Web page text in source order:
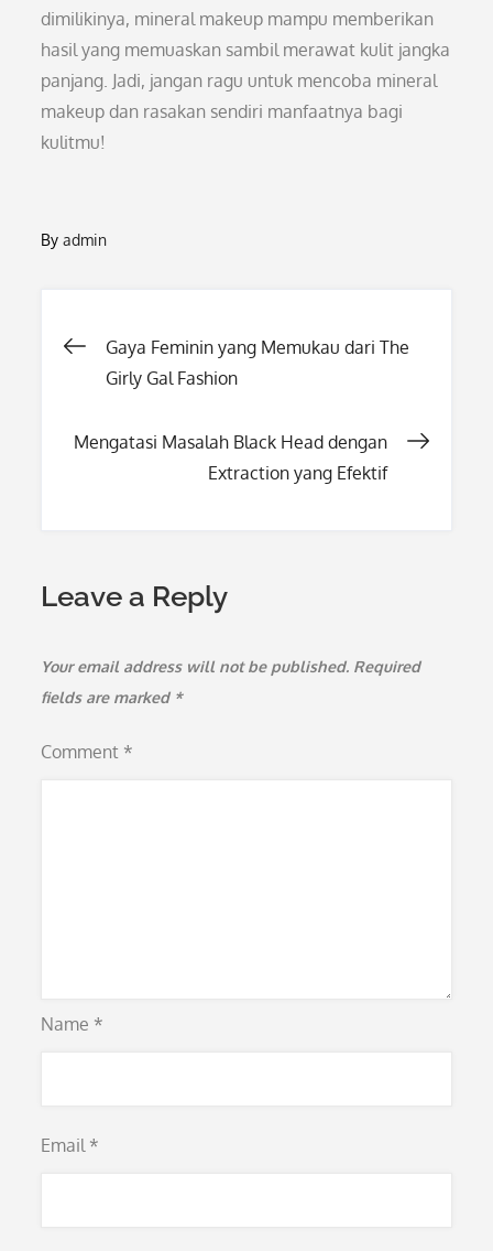
dimilikinya, mineral makeup mampu memberikan
hasil yang memuaskan sambil merawat kulit jangka
panjang. Jadi, jangan ragu untuk mencoba mineral
makeup dan rasakan sendiri manfaatnya bagi
kulitmu!
Byadmin
Post
Gaya Feminin yang Memukau dari The
Girly Gal Fashion
Mengatasi Masalah Black Head dengan
Extraction yang Efektif
Leave a Reply
Your email address will not be published. Required
fields are marked *
Comment *
Name *
Email *